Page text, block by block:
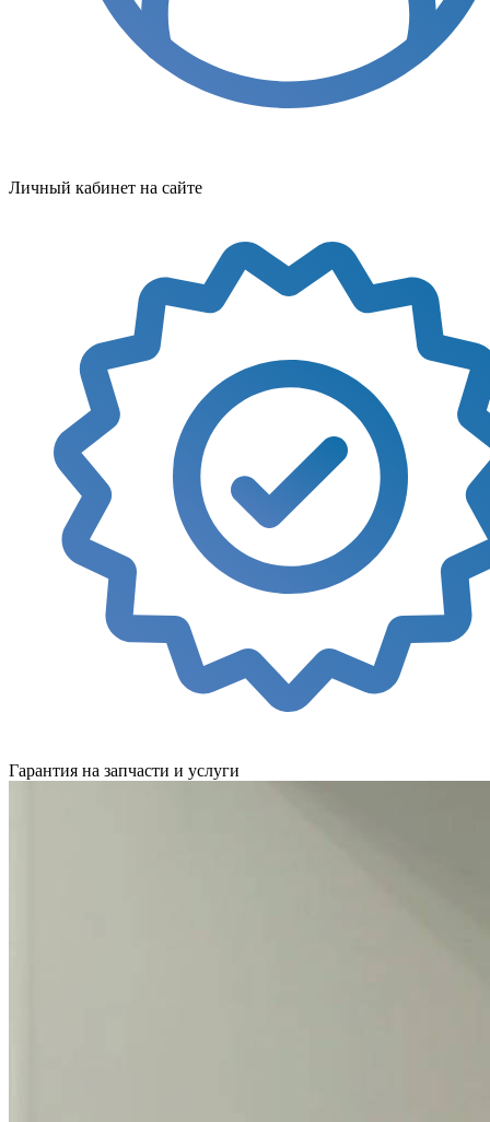
Личный кабинет на сайте
Гарантия на запчасти и услуги